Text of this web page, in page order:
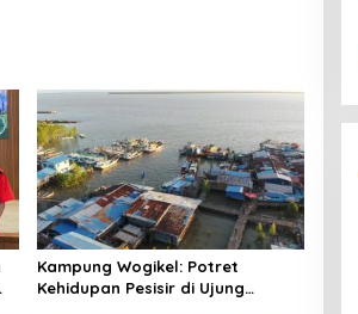
Kampung Wogikel: Potret
Kehidupan Pesisir di Ujung